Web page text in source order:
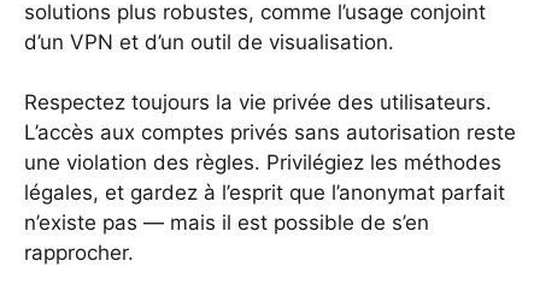
solutions plus robustes, comme l’usage conjoint
d’un VPN et d’un outil de visualisation.
Respectez toujours la vie privée des utilisateurs.
L’accès aux comptes privés sans autorisation reste
une violation des règles. Privilégiez les méthodes
légales, et gardez à l’esprit que l’anonymat parfait
n’existe pas — mais il est possible de s’en
rapprocher.